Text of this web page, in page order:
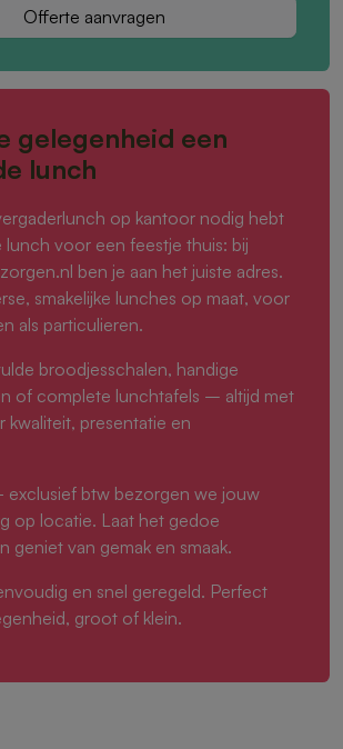
Offerte aanvragen
gelegenheid een
lunch
op kantoor nodig hebt
lunch voor een feestje thuis: bij
ben je aan het juiste adres.
smakelijke lunches op maat, voor
als particulieren.
broodjesschalen, handige
of complete lunchtafels – altijd met
kwaliteit, presentatie en
exclusief btw bezorgen we jouw
op locatie. Laat het gedoe
geniet van gemak en smaak.
en snel geregeld. Perfect
groot of klein.